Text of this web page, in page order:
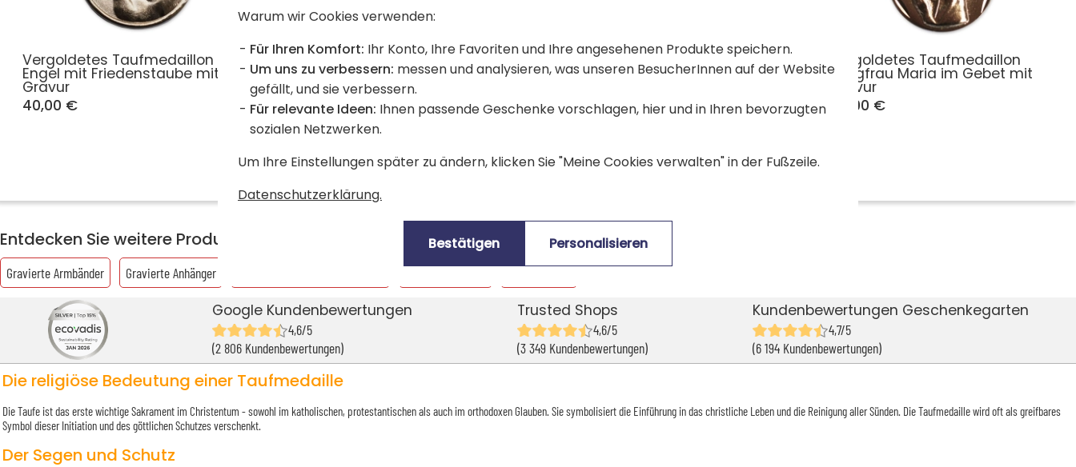
Vergoldetes Taufmedaillon
Engel mit Friedenstaube mit
Gravur
40,00 €
Vergoldetes Taufmedaillon
Engel Raffael mit Gravur
40,00 €
Vergoldetes Taufmedaillon
Heiliger Christophorus mit
50,00 €
Vergoldetes Taufmedaillon
Jungfrau Maria im Gebet mit
Gravur
44,90 €
Entdecken Sie weitere Produkte aus der Kategorie Personalisierter Schmuck
Gravierte Armbänder Gravierte Anhänger
Google Kundenbewertungen
4,6/5
(2 806 Kundenbewertungen)
Trusted Shops
4,6/5
(3 349 Kundenbewertungen)
Kundenbewertungen Geschenkegarten
4,7/5
(6 194 Kundenbewertungen)
Die religiöse Bedeutung einer Taufmedaille
Die Taufe ist das erste wichtige Sakrament im Christentum - sowohl im katholischen, protestantischen als auch im orthodoxen Glauben. Sie symbolisiert die Einführung in das christliche Leben und die Reinigung aller Sünden. Die Taufmedaille wird oft als greifbares
Symbol dieser Initiation und des göttlichen Schutzes verschenkt.
Der Segen und Schutz
Warum wir Cookies verwenden:
Für Ihren Komfort: Ihr Konto, Ihre Favoriten und Ihre angesehenen Produkte speichern.
Um uns zu verbessern: messen und analysieren, was unseren BesucherInnen auf der Website
gefällt, und sie verbessern.
Für relevante Ideen: Ihnen passende Geschenke vorschlagen, hier und in Ihren bevorzugten
sozialen Netzwerken.
Um Ihre Einstellungen später zu ändern, klicken Sie "Meine Cookies verwalten" in der Fußzeile.
Datenschutzerklärung.
Bestätigen Personalisieren